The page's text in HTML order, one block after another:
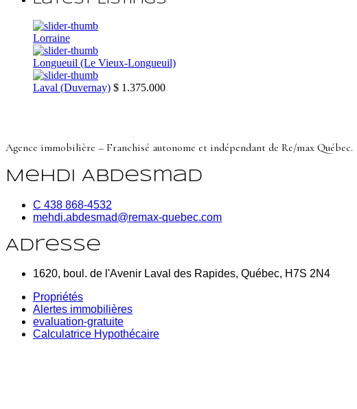
Lorraine
Longueuil (Le Vieux-Longueuil)
Laval (Duvernay) $ 1.375.000
Agence immobilière – Franchisé autonome et indépendant de Re/max Québec.
Mehdi Abdesmad
C 438 868-4532
mehdi.abdesmad@remax-quebec.com
Adresse
1620, boul. de l'Avenir Laval des Rapides, Québec, H7S 2N4
Propriétés
Alertes immobilières
evaluation-gratuite
Calculatrice Hypothécaire